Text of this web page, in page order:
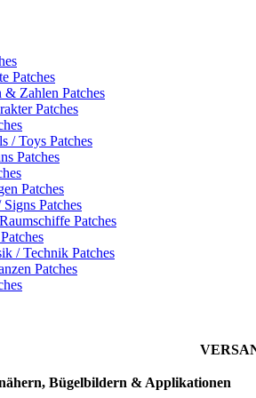
Patches
& Zahlen Patches
Patches
/ Toys Patches
Patches
Patches
Patches
Patches
/ Technik Patches
Patches
Bügelbildern & Applikationen